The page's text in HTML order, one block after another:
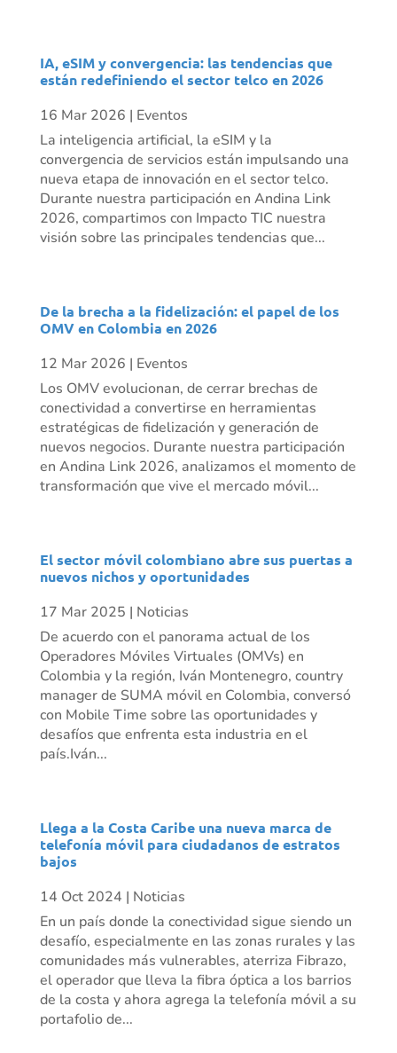
IA, eSIM y convergencia: las tendencias que
están redefiniendo el sector telco en 2026
16 Mar 2026 | Eventos
La inteligencia artificial, la eSIM y la
convergencia de servicios están impulsando una
nueva etapa de innovación en el sector telco.
Durante nuestra participación en Andina Link
2026, compartimos con Impacto TIC nuestra
visión sobre las principales tendencias que...
De la brecha a la fidelización: el papel de los
OMV en Colombia en 2026
12 Mar 2026 | Eventos
Los OMV evolucionan, de cerrar brechas de
conectividad a convertirse en herramientas
estratégicas de fidelización y generación de
nuevos negocios. Durante nuestra participación
en Andina Link 2026, analizamos el momento de
transformación que vive el mercado móvil...
El sector móvil colombiano abre sus puertas a
nuevos nichos y oportunidades
17 Mar 2025 | Noticias
De acuerdo con el panorama actual de los
Operadores Móviles Virtuales (OMVs) en
Colombia y la región, Iván Montenegro, country
manager de SUMA móvil en Colombia, conversó
con Mobile Time sobre las oportunidades y
desafíos que enfrenta esta industria en el
país.Iván...
Llega a la Costa Caribe una nueva marca de
telefonía móvil para ciudadanos de estratos
bajos
14 Oct 2024 | Noticias
En un país donde la conectividad sigue siendo un
desafío, especialmente en las zonas rurales y las
comunidades más vulnerables, aterriza Fibrazo,
el operador que lleva la fibra óptica a los barrios
de la costa y ahora agrega la telefonía móvil a su
portafolio de...